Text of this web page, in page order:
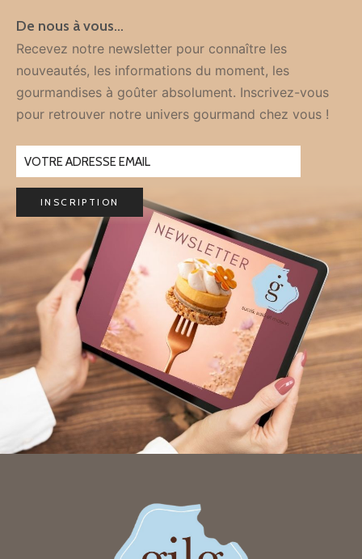
De nous à vous…
Recevez notre newsletter pour connaître les
nouveautés, les informations du moment, les
gourmandises à goûter absolument. Inscrivez-vous
pour retrouver notre univers gourmand chez vous !